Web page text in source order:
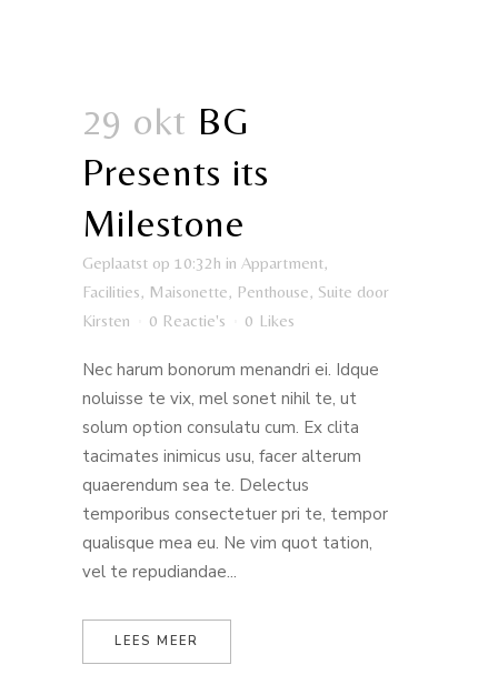
29 okt BG
Presents its
Milestone
Geplaatst op 10:32h in Appartment,
Facilities, Maisonette, Penthouse, Suite door
Kirsten
0 Reactie's 0 Likes
Nec harum bonorum menandri ei. Idque
noluisse te vix, mel sonet nihil te, ut
solum option consulatu cum. Ex clita
tacimates inimicus usu, facer alterum
quaerendum sea te. Delectus
temporibus consectetuer pri te, tempor
qualisque mea eu. Ne vim quot tation,
vel te repudiandae...
LEES MEER